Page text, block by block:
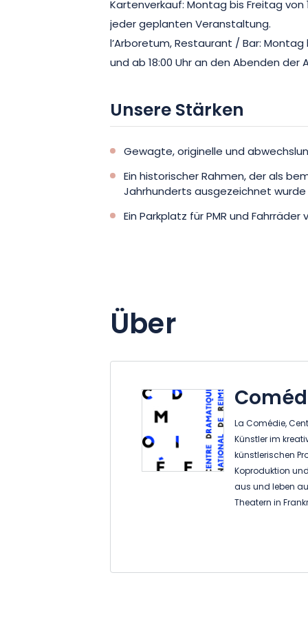
sich um eine unumgängliche Adresse in
Kartenverkauf: Montag bis Freitag von
jeder geplanten Veranstaltung.
l’Arboretum, Restaurant / Bar: Montag
und ab 18:00 Uhr an den Abenden der
Unsere Stärken
Gewagte, originelle und
Ein historischer Rahmen, der als
Jahrhunderts ausgezeichnet wurde
Ein Parkplatz für PMR und
Über
La Comédie,
Künstler im
künstlerischen
Koproduktion
aus und leben
Theatern in